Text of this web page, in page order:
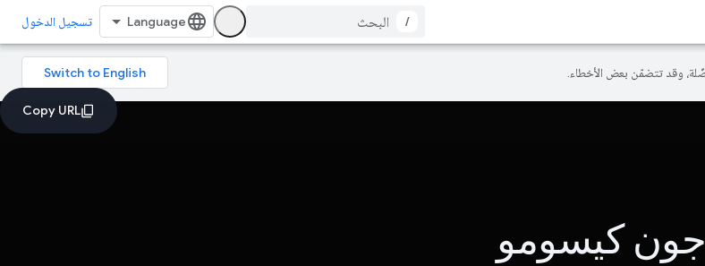
/ تسجيل الدخول
جون كيسومو